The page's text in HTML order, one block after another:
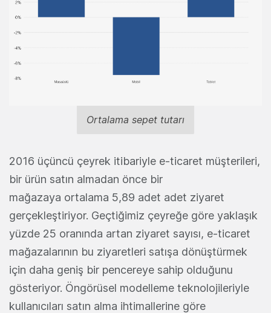
Ortalama sepet tutarı
2016 üçüncü çeyrek itibariyle e-ticaret müşterileri,
bir ürün satın almadan önce bir
mağazaya ortalama 5,89 adet adet ziyaret
gerçekleştiriyor. Geçtiğimiz çeyreğe göre yaklaşık
yüzde 25 oranında artan ziyaret sayısı, e-ticaret
mağazalarının bu ziyaretleri satışa dönüştürmek
için daha geniş bir pencereye sahip olduğunu
gösteriyor. Öngörüsel modelleme teknolojileriyle
kullanıcıları satın alma ihtimallerine göre